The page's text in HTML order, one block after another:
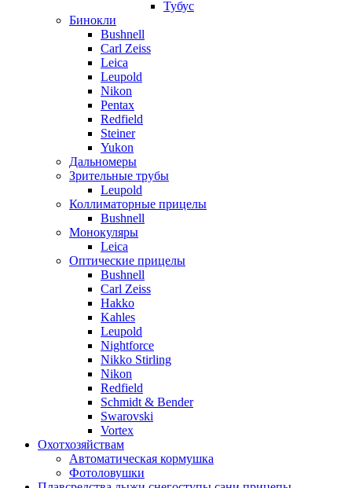
Тубус
Бинокли
Bushnell
Carl Zeiss
Leica
Leupold
Nikon
Pentax
Redfield
Steiner
Yukon
Дальномеры
Зрительные трубы
Leupold
Коллиматорные прицелы
Bushnell
Монокуляры
Leica
Оптические прицелы
Bushnell
Carl Zeiss
Hakko
Kahles
Leupold
Nightforce
Nikko Stirling
Nikon
Redfield
Schmidt & Bender
Swarovski
Vortex
Охотхозяйствам
Автоматическая кормушка
Фотоловушки